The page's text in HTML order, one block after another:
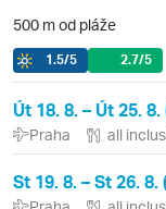
500 m od pláže
1.5/5 2.7/5
Út 18. 8. – Út 25.
Praha all
St 19. 8. – St 26. 8.